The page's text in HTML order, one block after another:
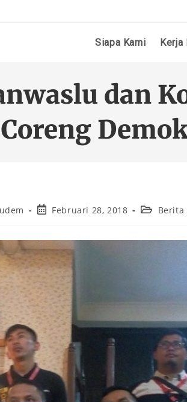
Siapa Kami Kerja
dan
Februari 28, 2018 Berita